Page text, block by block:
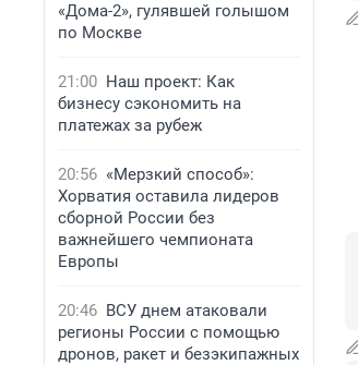
«Дома-2», гулявшей голышом
по Москве
21:00 Наш проект: Как
бизнесу сэкономить на
платежах за рубеж
20:56 «Мерзкий способ»:
Хорватия оставила лидеров
сборной России без
важнейшего чемпионата
Европы
20:46 ВСУ днем атаковали
регионы России с помощью
дронов, ракет и безэкипажных